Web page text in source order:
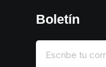
Boletín